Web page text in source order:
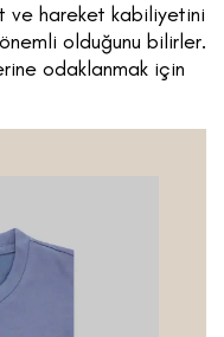
ve hareket kabiliyetini
olduğunu bilirler.
odaklanmak için